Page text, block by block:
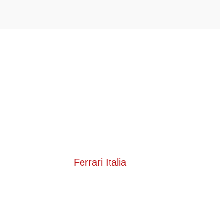
Ferrari Italia